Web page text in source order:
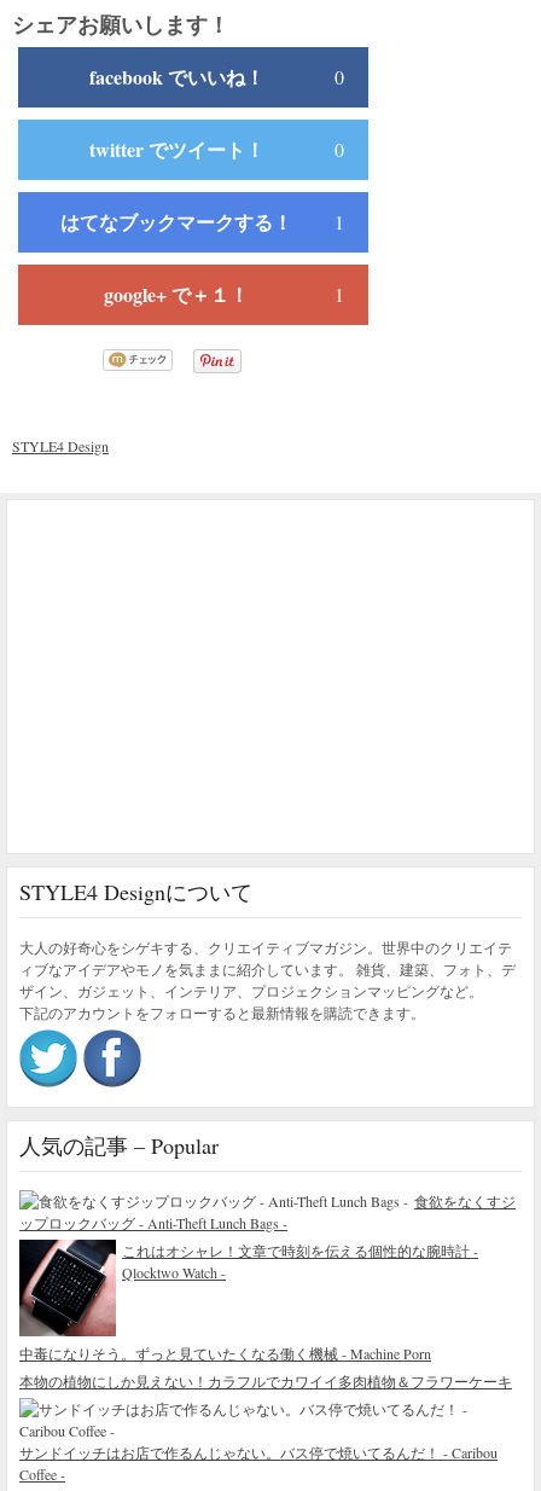
シェアお願いします！
facebook でいいね！ 0
twitter でツイート！ 0
はてなブックマークする！ 1
google+ で＋１！ 1
STYLE4 Design
STYLE4 Designについて
大人の好奇心をシゲキする、クリエイティブマガジン。世界中のクリエイテ
ィブなアイデアやモノを気ままに紹介しています。 雑貨、建築、フォト、デ
ザイン、ガジェット、インテリア、プロジェクションマッピングなど。
下記のアカウントをフォローすると最新情報を購読できます。
人気の記事 – Popular
食欲をなくすジ
ップロックバッグ - Anti-Theft Lunch Bags -
これはオシャレ！文章で時刻を伝える個性的な腕時計 -
Qlocktwo Watch -
中毒になりそう。ずっと見ていたくなる働く機械 - Machine Porn
本物の植物にしか見えない！カラフルでカワイイ多肉植物＆フラワーケーキ
サンドイッチはお店で作るんじゃない。バス停で焼いてるんだ！ - Caribou
Coffee -